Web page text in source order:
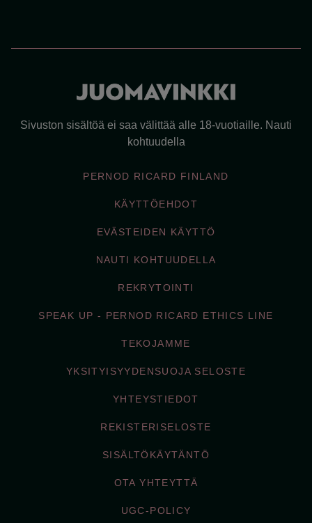
Sivuston sisältöä ei saa välittää alle 18-vuotiaille. Nauti
kohtuudella
PERNOD RICARD FINLAND
KÄYTTÖEHDOT
EVÄSTEIDEN KÄYTTÖ
NAUTI KOHTUUDELLA
REKRYTOINTI
SPEAK UP - PERNOD RICARD ETHICS LINE
TEKOJAMME
YKSITYISYYDENSUOJA SELOSTE
YHTEYSTIEDOT
REKISTERISELOSTE
SISÄLTÖKÄYTÄNTÖ
OTA YHTEYTTÄ
UGC-POLICY